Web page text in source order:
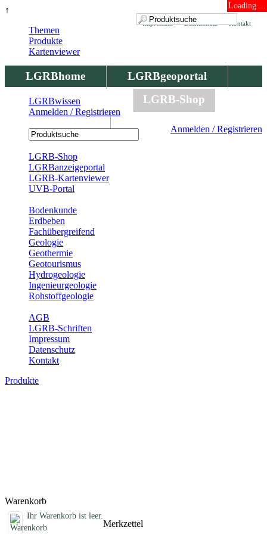
↑ Loading ...
Kontakt
Datenschutz
Impressum
LGRBhome
LGRBgeoportal
LGRBbohrungen
LGRB-Shop
Anmelden / Registrieren
Themen
Produkte
Kartenviewer
LGRBwissen
Anmelden / Registrieren
LGRB-Shop
LGRBanzeigeportal
LGRB-Kartenviewer
UVB-Portal
Bodenkunde
Erdbeben
Fachübergreifend
Geologie
Geothermie
Geotourismus
Hydrogeologie
Ingenieurgeologie
Rohstoffgeologie
AGB
LGRB-Schriften
Impressum
Datenschutz
Kontakt
Produkte
Warenkorb
Ihr Warenkorb ist leer.
Merkzettel